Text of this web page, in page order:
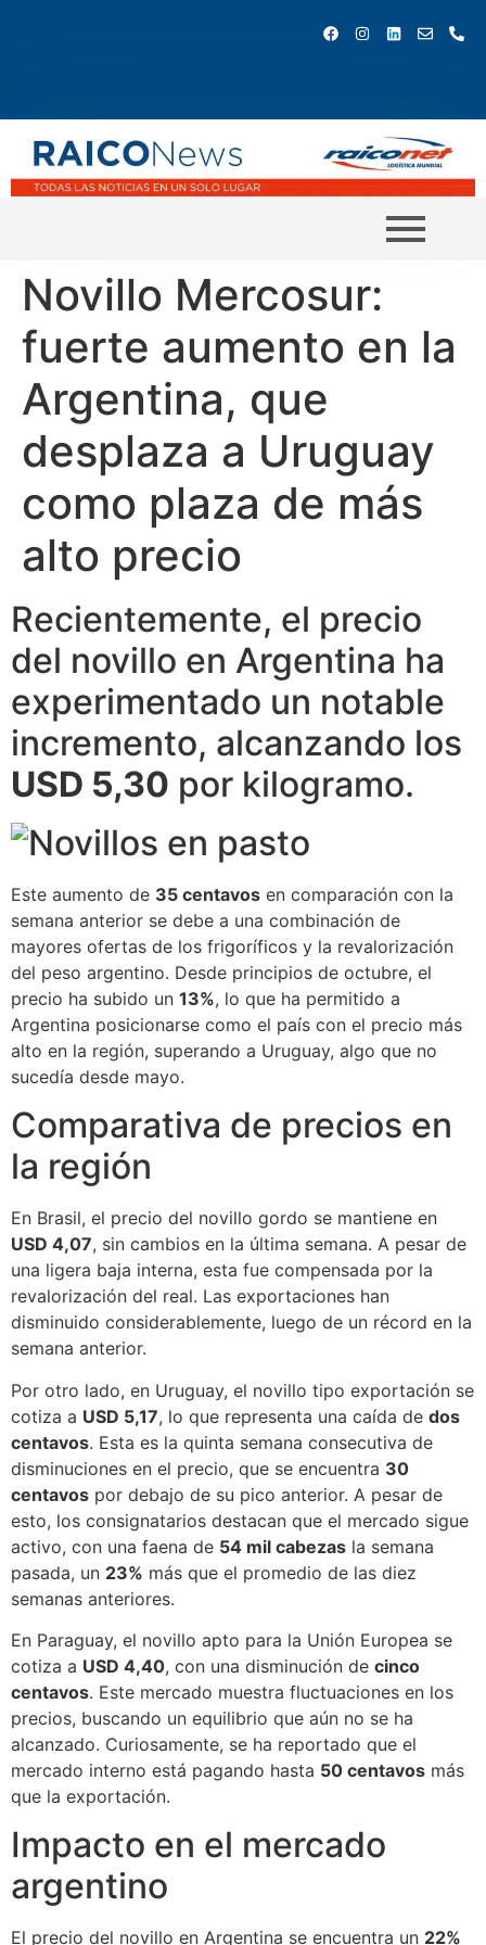
Novillo Mercosur:
fuerte aumento en la
Argentina, que
desplaza a Uruguay
como plaza de más
alto precio
Recientemente, el precio
del novillo en Argentina ha
experimentado un notable
incremento, alcanzando los
USD 5,30 por kilogramo.
Este aumento de 35 centavos en comparación con la
semana anterior se debe a una combinación de
mayores ofertas de los frigoríficos y la revalorización
del peso argentino. Desde principios de octubre, el
precio ha subido un 13%, lo que ha permitido a
Argentina posicionarse como el país con el precio más
alto en la región, superando a Uruguay, algo que no
sucedía desde mayo.
Comparativa de precios en
la región
En Brasil, el precio del novillo gordo se mantiene en
USD 4,07, sin cambios en la última semana. A pesar de
una ligera baja interna, esta fue compensada por la
revalorización del real. Las exportaciones han
disminuido considerablemente, luego de un récord en la
semana anterior.
Por otro lado, en Uruguay, el novillo tipo exportación se
cotiza a USD 5,17, lo que representa una caída de dos
centavos. Esta es la quinta semana consecutiva de
disminuciones en el precio, que se encuentra 30
centavos por debajo de su pico anterior. A pesar de
esto, los consignatarios destacan que el mercado sigue
activo, con una faena de 54 mil cabezas la semana
pasada, un 23% más que el promedio de las diez
semanas anteriores.
En Paraguay, el novillo apto para la Unión Europea se
cotiza a USD 4,40, con una disminución de cinco
centavos. Este mercado muestra fluctuaciones en los
precios, buscando un equilibrio que aún no se ha
alcanzado. Curiosamente, se ha reportado que el
mercado interno está pagando hasta 50 centavos más
que la exportación.
Impacto en el mercado
argentino
El precio del novillo en Argentina se encuentra un 22%